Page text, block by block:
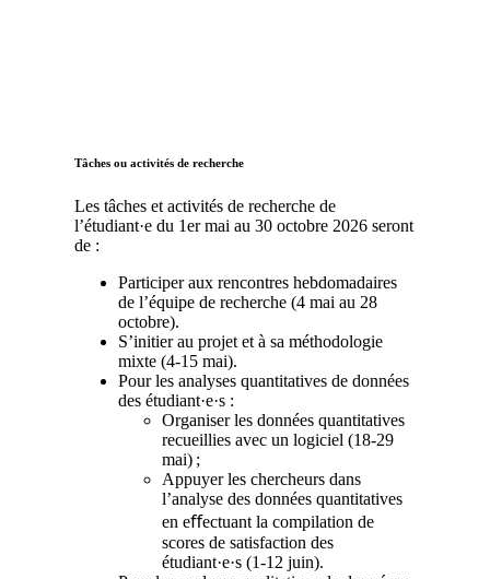
Tâches ou activités de recherche
Les tâches et activités de recherche de
l’étudiant·e du 1er mai au 30 octobre 2026 seront
de :
Participer aux rencontres hebdomadaires
de l’équipe de recherche (4 mai au 28
octobre).
S’initier au projet et à sa méthodologie
mixte (4-15 mai).
Pour les analyses quantitatives de données
des étudiant·e·s :
Organiser les données quantitatives
recueillies avec un logiciel (18-29
mai) ;
Appuyer les chercheurs dans
l’analyse des données quantitatives
en eﬀectuant la compilation de
scores de satisfaction des
étudiant·e·s (1-12 juin).